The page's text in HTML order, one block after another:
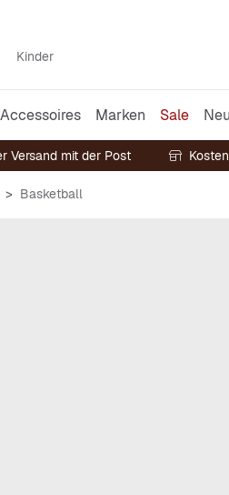
Kinder
Accessoires Marken Sale Neu
Versand mit der Post
Basketball